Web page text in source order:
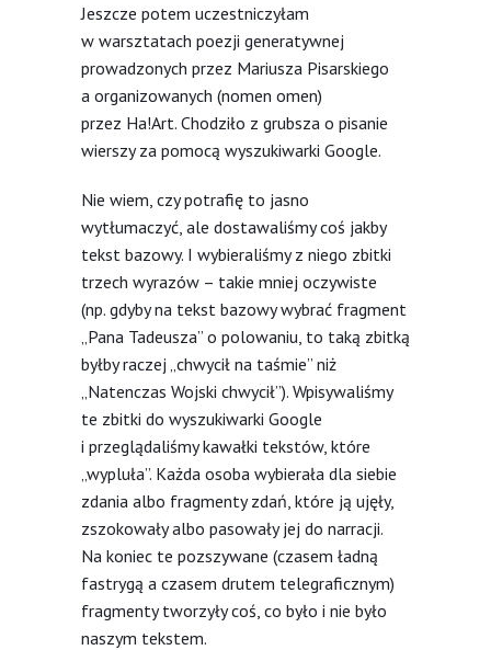
Jeszcze potem uczestniczyłam
w warsztatach poezji generatywnej
prowadzonych przez Mariusza Pisarskiego
a organizowanych (nomen omen)
przez Ha!Art. Chodziło z grubsza o pisanie
wierszy za pomocą wyszukiwarki Google.
Nie wiem, czy potrafię to jasno
wytłumaczyć, ale dostawaliśmy coś jakby
tekst bazowy. I wybieraliśmy z niego zbitki
trzech wyrazów – takie mniej oczywiste
(np. gdyby na tekst bazowy wybrać fragment
„Pana Tadeusza” o polowaniu, to taką zbitką
byłby raczej „chwycił na taśmie” niż
„Natenczas Wojski chwycił”). Wpisywaliśmy
te zbitki do wyszukiwarki Google
i przeglądaliśmy kawałki tekstów, które
„wypluła”. Każda osoba wybierała dla siebie
zdania albo fragmenty zdań, które ją ujęły,
zszokowały albo pasowały jej do narracji.
Na koniec te pozszywane (czasem ładną
fastrygą a czasem drutem telegraficznym)
fragmenty tworzyły coś, co było i nie było
naszym tekstem.